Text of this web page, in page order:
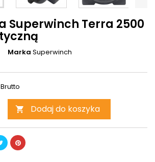
Superwinch Terra 2500
Marka Superwinch
Brutto
 Dodaj do koszyka